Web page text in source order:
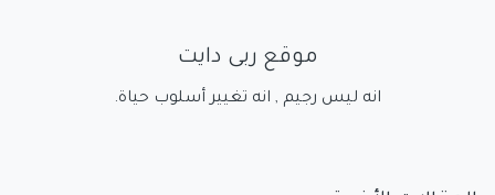
موقع ربى دايت
انه ليس رجيم , انه تغيير أسلوب حياة.